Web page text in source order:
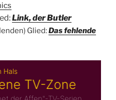
Link, der Butler
Glied:Das fehlende